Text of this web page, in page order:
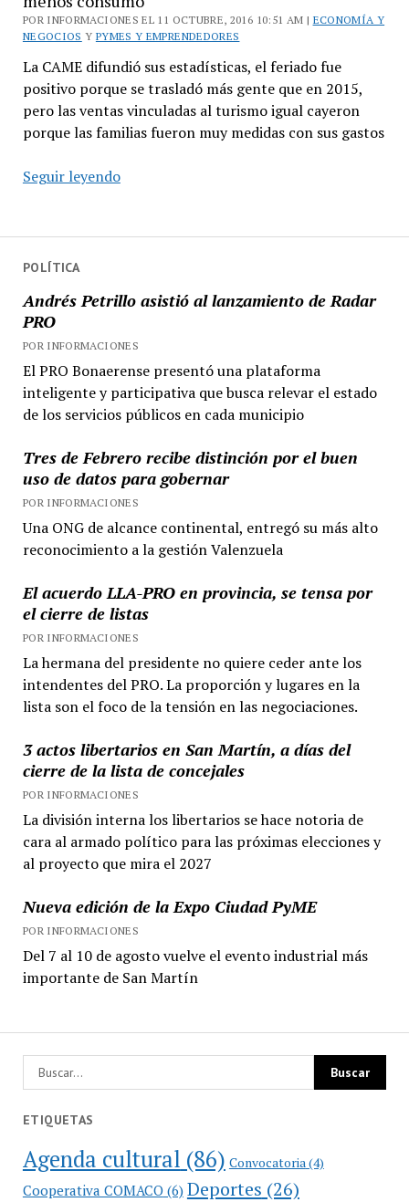
POLÍTICA
Andrés Petrillo asistió al lanzamiento de Radar
PRO
POR INFORMACIONES
El PRO Bonaerense presentó una plataforma
inteligente y participativa que busca relevar el estado
de los servicios públicos en cada municipio
Tres de Febrero recibe distinción por el buen
uso de datos para gobernar
POR INFORMACIONES
Una ONG de alcance continental, entregó su más alto
reconocimiento a la gestión Valenzuela
El acuerdo LLA-PRO en provincia, se tensa por
el cierre de listas
POR INFORMACIONES
La hermana del presidente no quiere ceder ante los
intendentes del PRO. La proporción y lugares en la
lista son el foco de la tensión en las negociaciones.
3 actos libertarios en San Martín, a días del
cierre de la lista de concejales
POR INFORMACIONES
La división interna los libertarios se hace notoria de
cara al armado político para las próximas elecciones y
al proyecto que mira el 2027
Nueva edición de la Expo Ciudad PyME
POR INFORMACIONES
Del 7 al 10 de agosto vuelve el evento industrial más
importante de San Martín
POR INFORMACIONES EL 11 OCTUBRE, 2016 10:51 AM | ECONOMÍA Y
NEGOCIOS Y PYMES Y EMPRENDEDORES
La CAME difundió sus estadísticas, el feriado fue
positivo porque se trasladó más gente que en 2015,
pero las ventas vinculadas al turismo igual cayeron
porque las familias fueron muy medidas con sus gastos
Seguir leyendoCAME
feriado
turistas,
consumo
ETIQUETAS
Agenda cultural (86) Convocatoria (4)
Cooperativa COMACO(6) Deportes (26)